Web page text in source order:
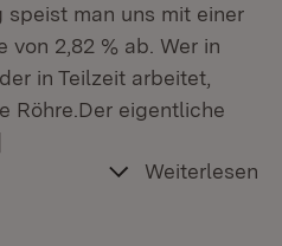
speist man uns mit einer
von 2,82 % ab. Wer in
in Teilzeit arbeitet,
Röhre.Der eigentliche
Weiterlesen